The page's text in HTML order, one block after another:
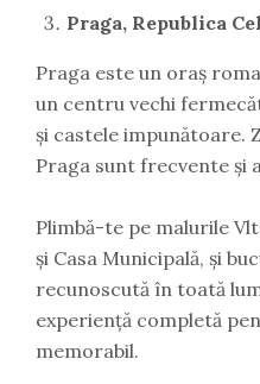
Praga, Republica
Praga este un oraș
un centru vechi
și castele
Praga sunt frecvente și
Plimbă-te pe malurile
și Casa Municipală, și
recunoscută în toată
experiență completă
memorabil.